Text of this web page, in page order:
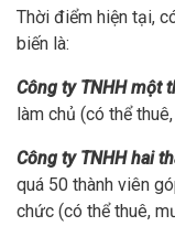
Thời điểm hiện tại,
biến là:
Công ty TNHH một
làm chủ (có thể
Công ty TNHH hai
quá 50 thành viên
chức (có thể thuê,